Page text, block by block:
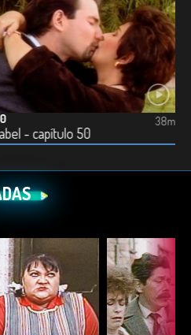
- capítulo 50
38m